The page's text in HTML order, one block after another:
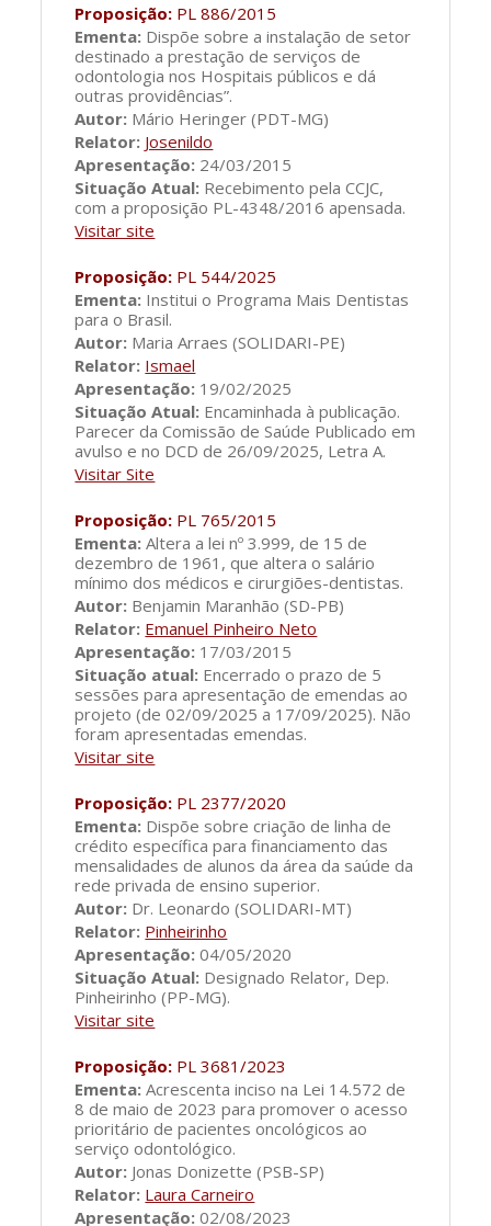
Proposição: PL 886/2015
Ementa: Dispõe sobre a instalação de setor
destinado a prestação de serviços de
odontologia nos Hospitais públicos e dá
outras providências”.
Autor: Mário Heringer (PDT-MG)
Relator: Josenildo
Apresentação: 24/03/2015
Situação Atual: Recebimento pela CCJC,
com a proposição PL-4348/2016 apensada.
Visitar site
Proposição: PL 544/2025
Ementa: Institui o Programa Mais Dentistas
para o Brasil.
Autor: Maria Arraes (SOLIDARI-PE)
Relator: Ismael
Apresentação: 19/02/2025
Situação Atual: Encaminhada à publicação.
Parecer da Comissão de Saúde Publicado em
avulso e no DCD de 26/09/2025, Letra A.
Visitar Site
Proposição: PL 765/2015
Ementa: Altera a lei nº 3.999, de 15 de
dezembro de 1961, que altera o salário
mínimo dos médicos e cirurgiões-dentistas.
Autor: Benjamin Maranhão (SD-PB)
Relator: Emanuel Pinheiro Neto
Apresentação: 17/03/2015
Situação atual: Encerrado o prazo de 5
sessões para apresentação de emendas ao
projeto (de 02/09/2025 a 17/09/2025). Não
foram apresentadas emendas.
Visitar site
Proposição: PL 2377/2020
Ementa: Dispõe sobre criação de linha de
crédito específica para financiamento das
mensalidades de alunos da área da saúde da
rede privada de ensino superior.
Autor: Dr. Leonardo (SOLIDARI-MT)
Relator: Pinheirinho
Apresentação: 04/05/2020
Situação Atual: Designado Relator, Dep.
Pinheirinho (PP-MG).
Visitar site
Proposição: PL 3681/2023
Ementa: Acrescenta inciso na Lei 14.572 de
8 de maio de 2023 para promover o acesso
prioritário de pacientes oncológicos ao
serviço odontológico.
Autor: Jonas Donizette (PSB-SP)
Relator: Laura Carneiro
Apresentação: 02/08/2023